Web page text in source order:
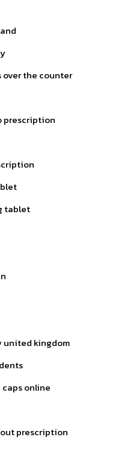
over the counter
prescription
tablet
united kingdom
online
prescription